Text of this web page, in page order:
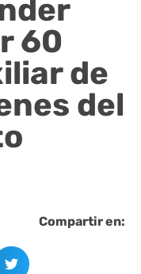
60
de
del
Compartir en: